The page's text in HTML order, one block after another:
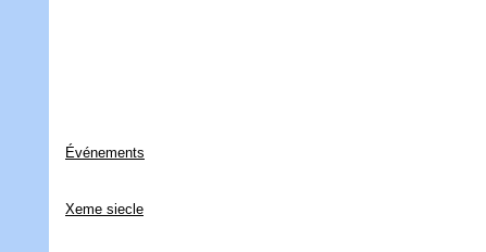
Événements
Xeme siecle